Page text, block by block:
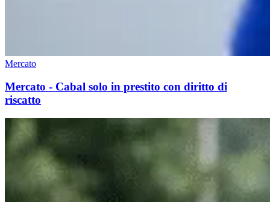
Mercato
Mercato - Cabal solo in prestito con diritto di
riscatto